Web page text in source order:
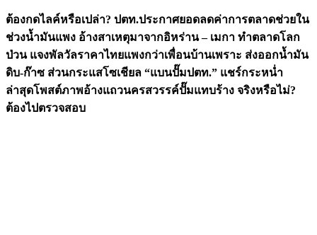
ต้องกดไลค์หรือเปล่า? ปตท.ประกาศยอดลดค่าการตลาดช่วยใน
ช่วงน้ำมันแพง อ้างสาเหตุมาจากอิหร่าน – เมกา ทำตลาดโลก
ป่วน แจงพัลวัลราคาไทยแพงกว่าเพื่อนบ้านเพราะ ส่งออกน้ำมัน
ดิบ-ก๊าซ ส่วนกระแสโซเชียล “แบนปั๊มปตท.” แชร์กระหน่ำ
ล่าสุดโพสต์ภาพอ้างแถวนครสวรรค์ปั๊มแทบร้าง จริงหรือไม่?
ต้องไปตรวจสอบ